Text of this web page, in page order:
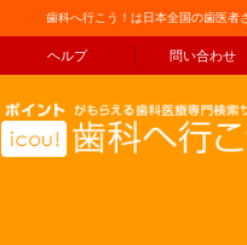
歯科へ行こう！は日本全国の歯医者
ヘルプ 問い合わせ